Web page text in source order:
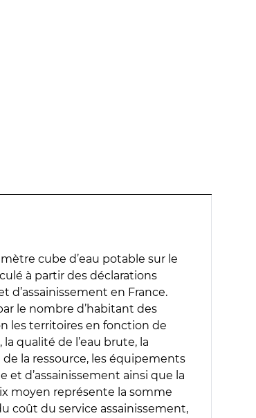
cube d’eau potable sur le
à partir des déclarations
d’assainissement en France.
le nombre d’habitant des
les territoires en fonction de
qualité de l’eau brute, la
la ressource, les équipements
et d’assainissement ainsi que la
moyen représente la somme
coût du service assainissement,